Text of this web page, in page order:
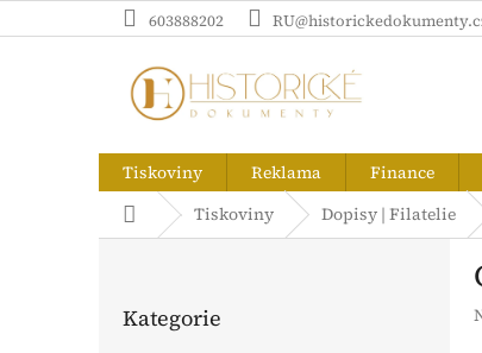
na
603888202
Tiskoviny Reklama Finance
Domů Tiskoviny Dopisy | Filatelie
kategorie
Kategorie